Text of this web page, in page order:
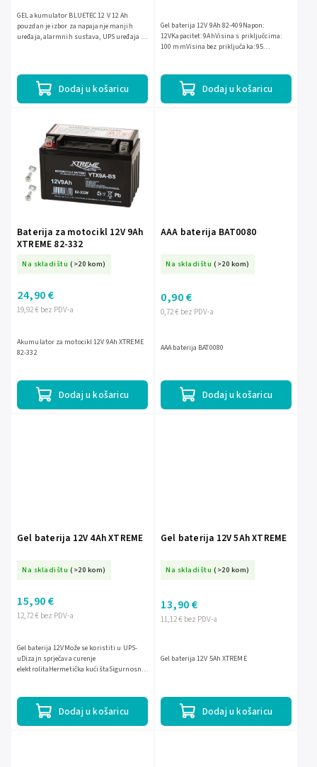
Dodaj u košaricu
GEL akumulator BLUETEC 12 V 12 Ah
pouzdan je izbor za napajanje manjih
uređaja, alarmnih sustava, UPS uređaja i
Dodaj u košaricu
Gel baterija 12V 9Ah 82-409Napon:
12VKapacitet: 9AhVisina s priključcima:
100 mmVisina bez priključaka: 95
Baterija za motocikl 12V 9Ah
XTREME 82-332
Na skladištu (>20 kom)
19,92 € bez PDV-a
24,90 €
Dodaj u košaricu
Akumulator za motocikl 12V 9Ah XTREME
82-332
AAA baterija BAT0080
Na skladištu (>20 kom)
0,72 € bez PDV-a
0,90 €
Dodaj u košaricu
AAA baterija BAT0080
Gel baterija 12V 4Ah XTREME
Na skladištu (>20 kom)
12,72 € bez PDV-a
15,90 €
Dodaj u košaricu
Gel baterija 12VMože se koristiti u UPS-
uDizajn sprječava curenje
elektrolitaHermetička kućištaSigurnosni
Gel baterija 12V 5Ah XTREME
Na skladištu (>20 kom)
11,12 € bez PDV-a
13,90 €
Dodaj u košaricu
Gel baterija 12V 5Ah XTREME